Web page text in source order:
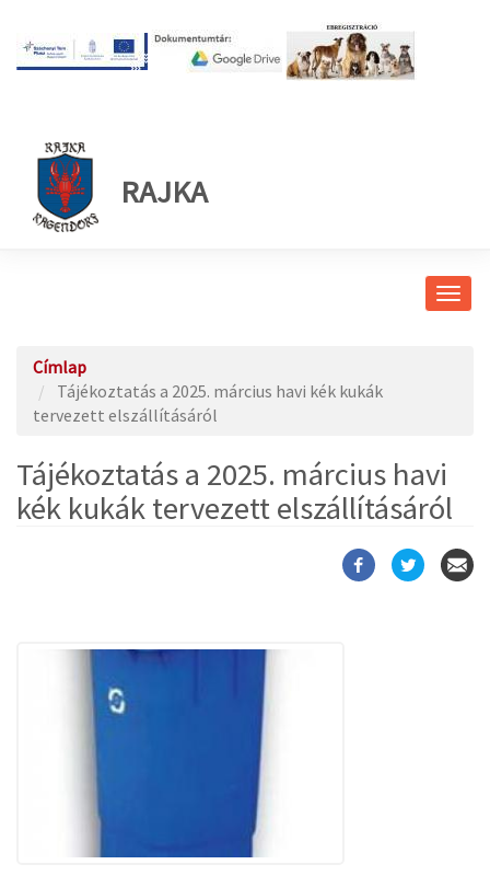
RAJKA
Címlap
Tájékoztatás a 2025. március havi kék kukák
tervezett elszállításáról
Tájékoztatás a 2025. március havi
kék kukák tervezett elszállításáról